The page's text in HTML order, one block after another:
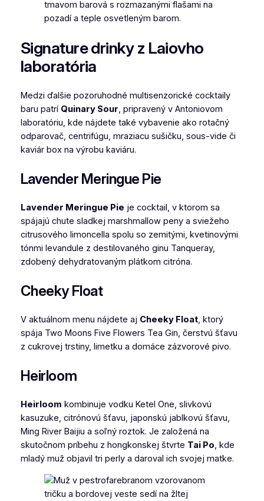
Signature drinky z Laiovho
laboratória
Medzi ďalšie pozoruhodné multisenzorické cocktaily
baru patrí Quinary Sour , pripravený v Antoniovom
laboratóriu, kde nájdete také vybavenie ako rotačný
odparovač, centrifúgu, mraziacu sušičku, sous-vide či
kaviár box na výrobu kaviáru.
Lavender Meringue Pie
Lavender Meringue Pie je cocktail, v ktorom sa
spájajú chute sladkej marshmallow peny a sviežeho
citrusového limoncella spolu so zemitými, kvetinovými
tónmi levandule z destilovaného ginu Tanqueray,
zdobený dehydratovaným plátkom citróna.
Cheeky Float
V aktuálnom menu nájdete aj Cheeky Float, ktorý
spája Two Moons Five Flowers Tea Gin, čerstvú šťavu
z cukrovej trstiny, limetku a domáce zázvorové pivo.
Heirloom
Heirloom kombinuje vodku Ketel One, slivkovú
kasuzuke, citrónovú šťavu, japonskú jablkovú šťavu,
Ming River Baijiu a soľný roztok. Je založená na
skutočnom príbehu z hongkonskej štvrte Tai Po, kde
mladý muž objavil tri perly a daroval ich svojej matke.